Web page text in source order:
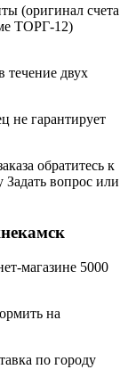
(оригинал счета
ТОРГ-12)
течение двух
не гарантирует
обратитесь к
Задать вопрос или
магазине 5000
на
по городу